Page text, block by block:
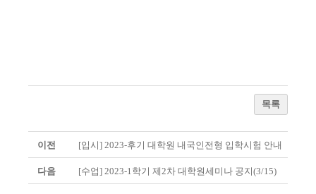
목록
이전 [입시] 2023-후기 대학원 내국인전형 입학시험 안내
다음 [수업] 2023-1학기 제2차 대학원세미나 공지(3/15)